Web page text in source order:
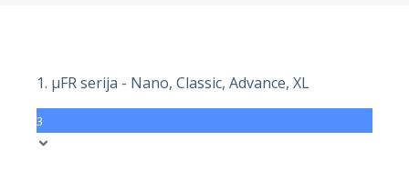
1. μFR serija - Nano, Classic, Advance, XL
3